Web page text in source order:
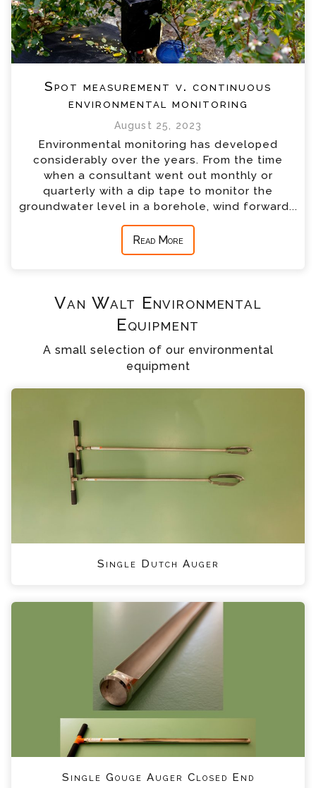
Spot measurement v. continuous
environmental monitoring
August 25, 2023
Environmental monitoring has developed
considerably over the years. From the time
when a consultant went out monthly or
quarterly with a dip tape to monitor the
groundwater level in a borehole, wind forward...
Read More
Van Walt Environmental
Equipment
A small selection of our environmental
equipment
Single Dutch Auger
Single Gouge Auger Closed End